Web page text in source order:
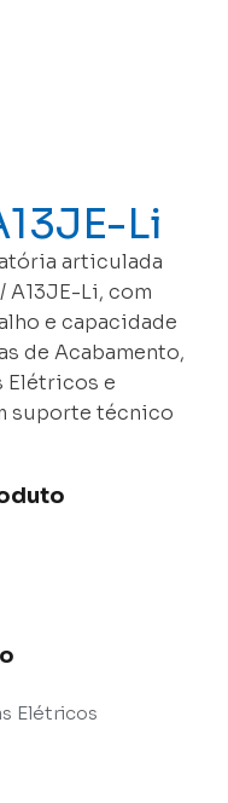
Li
articulada
A13JE-Li, com
e capacidade
de Acabamento,
Elétricos e
suporte técnico
Elétricos